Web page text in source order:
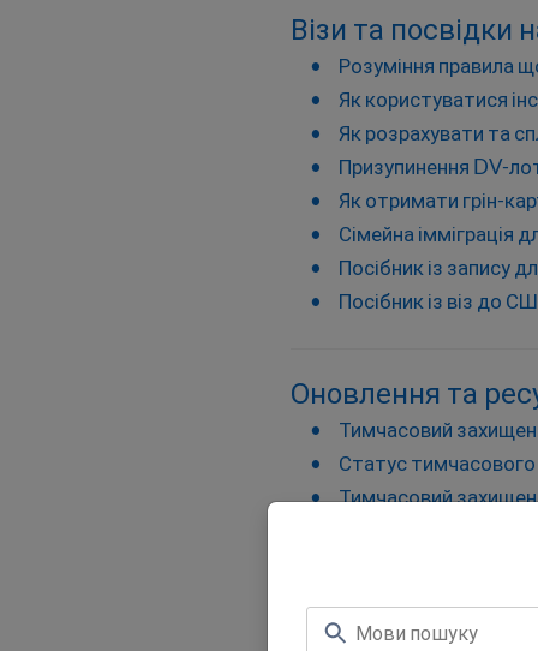
Візи та
Розуміння правила
Як користуватися
Як розрахувати та
Призупинення DV-
Як отримати грін-
Сімейна імміграція
Посібник із запису
Посібник із віз до
Оновлення та
Тимчасовий
Статус тимчасового
Тимчасовий
Тимчасовий
Тимчасовий